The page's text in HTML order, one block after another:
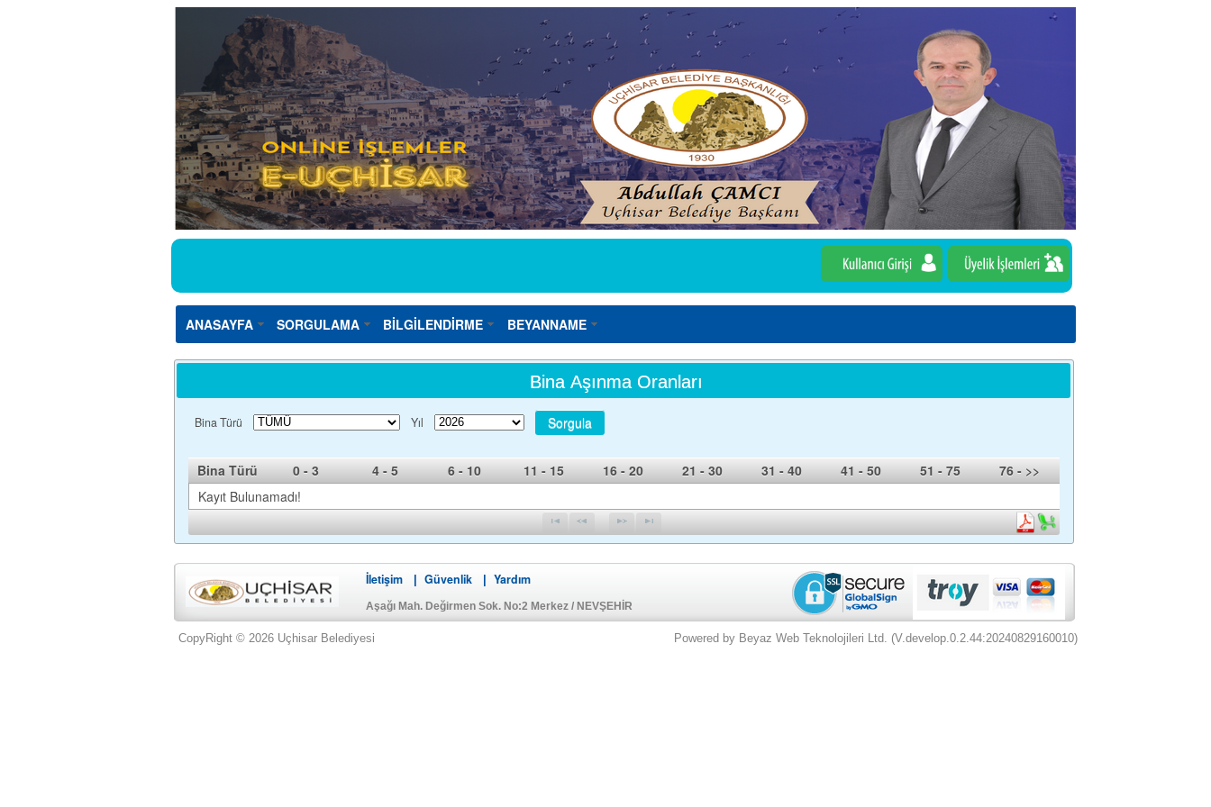
ANASAYFA SORGULAMA BİLGİLENDİRME BEYANNAME
Bina Aşınma Oranları
Bina Türü Yıl Sorgula
Bina Türü 0 - 3 4 - 5 6 - 10 11 - 15 16 - 20 21 - 30 31 - 40 41 - 50 51 - 75
76 - >>
Kayıt Bulunamadı!
İletişim Güvenlik Yardım
Aşağı Mah. Değirmen Sok. No:2 Merkez / NEVŞEHİR
CopyRight © 2026 Uçhisar Belediyesi Powered by Beyaz Web Teknolojileri Ltd. (V.develop.0.2.44:20240829160010)